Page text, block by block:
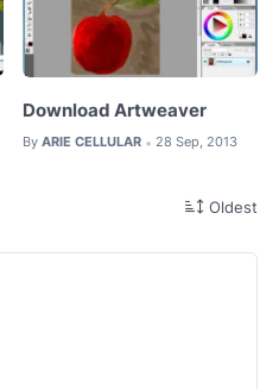
Download Artweaver
By ARIE CELLULAR • 28 Sep, 2013
Oldest